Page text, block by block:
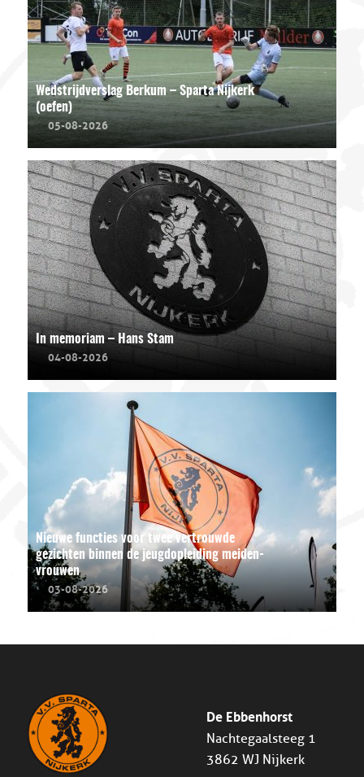
Wedstrijdverslag Berkum – Sparta Nijkerk
(oefen)
05-08-2026
In memoriam – Hans Stam
04-08-2026
Nieuwe functies voor twee vertrouwde
gezichten binnen de jeugdopleiding meiden-
vrouwen
03-08-2026
De Ebbenhorst
Nachtegaalsteeg 1
3862 WJ Nijkerk